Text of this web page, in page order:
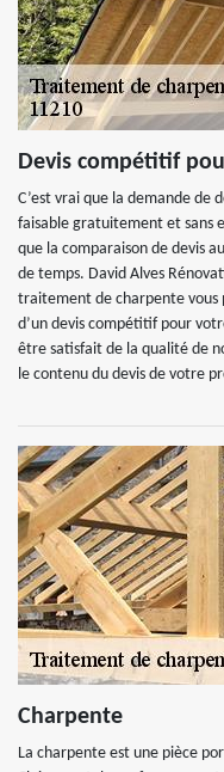
Devis compétitif
C’est vrai que la demande
faisable gratuitement et sans
que la comparaison de devis
de temps. David Alves
traitement de charpente vous
d’un devis compétitif pour
être satisfait de la qualité de
le contenu du devis de votre
Charpente
La charpente est une pièce